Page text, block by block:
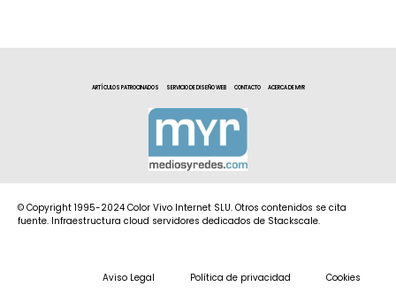
ARTÍCULOS PATROCINADOS SERVICIO DE DISEÑO WEB CONTACTO ACERCA DE MYR
© Copyright 1995-2024 Color Vivo Internet SLU. Otros contenidos se cita
fuente. Infraestructura cloud servidores dedicados de Stackscale.
Aviso Legal Política de privacidad Cookies